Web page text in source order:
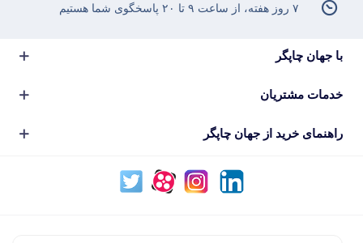
با جهان چاپگر
خدمات مشتریان
راهنمای خرید از جهان چاپگر
۷ روز هفته، از ساعت ۹ تا ۲۰ پاسخگوی شما هستیم